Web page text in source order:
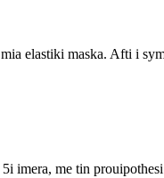
elastiki maska. Afti i
imera, me tin